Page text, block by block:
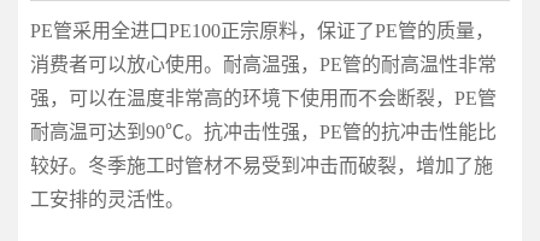
PE管采用全进口PE100正宗原料，保证了PE管的质量，
消费者可以放心使用。耐高温强，PE管的耐高温性非常
强，可以在温度非常高的环境下使用而不会断裂，PE管
耐高温可达到90℃。抗冲击性强，PE管的抗冲击性能比
较好。冬季施工时管材不易受到冲击而破裂，增加了施
工安排的灵活性。